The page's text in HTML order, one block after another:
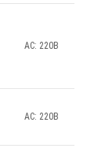
AC: 220В
AC: 220В